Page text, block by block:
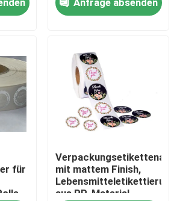
in Verbindung
für
mit mattem Finish,
Lebensmitteletikettierung
aus PP-Material